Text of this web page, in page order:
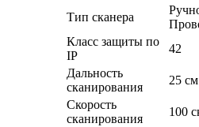
Тип сканера
Класс защиты по
IP
42
Дальность
сканирования
25 см
Скорость
сканирования
100